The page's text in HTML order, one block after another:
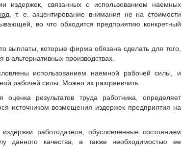
издержек, связанных с использованием наемных
, т. е. акцентирование внимания не на стоимости
во что обходится предприятию конкретный
выплаты, которые фирма обязана сделать для того,
в альтернативных производствах.
использованием наемной рабочей силы, и
рабочей силы. Можно их разграничить.
оценка результатов труда работника, определяет
источником возмещения издержек предприятия на
работодателя, обусловленные состоянием
данного качества, а также необходимостью ее